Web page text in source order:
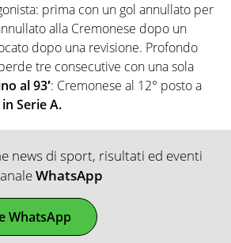
prima con un gol annullato per
alla Cremonese dopo un
dopo una revisione. Profondo
tre consecutive con una sola
al 93′: Cremonese al 12° posto a
Serie A.
news di sport, risultati ed eventi
WhatsApp
WhatsApp